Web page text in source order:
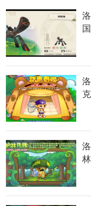
2、洛克王国获得电力
里斯那里进行洛克探
小编结语：
以上就是小编为大家总
的具体作用了，相信
它的作用，毕竟能够获
拥有的话可以尝试一